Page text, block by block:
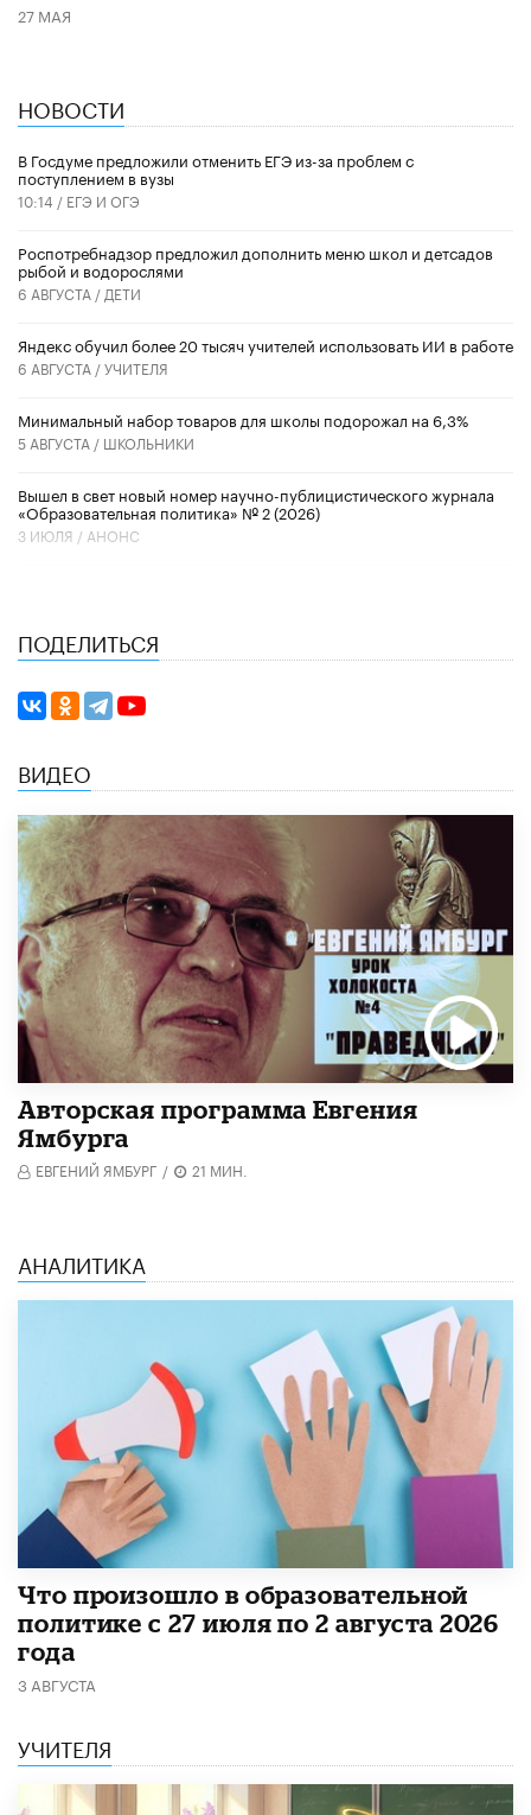
27 МАЯ
НОВОСТИ
В Госдуме предложили отменить ЕГЭ из-за проблем с
поступлением в вузы
10:14 / ЕГЭ И ОГЭ
Роспотребнадзор предложил дополнить меню школ и детсадов
рыбой и водорослями
6 АВГУСТА / ДЕТИ
​Яндекс обучил более 20 тысяч учителей использовать ИИ в работе
6 АВГУСТА /УЧИТЕЛЯ
Минимальный набор товаров для школы подорожал на 6,3%
5 АВГУСТА / ШКОЛЬНИКИ
Вышел в свет новый номер научно-публицистического журнала
«Образовательная политика» № 2 (2026)
3 ИЮЛЯ / АНОНС
ПОДЕЛИТЬСЯ
ВИДЕО
Авторская программа Евгения
Ямбурга
ЕВГЕНИЙ ЯМБУРГ / 21 МИН.
АНАЛИТИКА
​Что произошло в образовательной
политике с 27 июля по 2 августа 2026
года
3 АВГУСТА
УЧИТЕЛЯ